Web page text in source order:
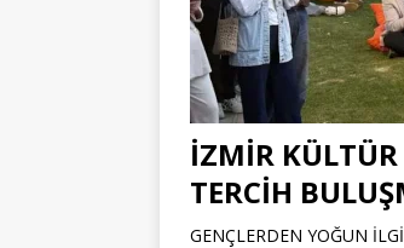
İZMİR
TERCİH
GENÇLERDEN YOĞUN